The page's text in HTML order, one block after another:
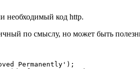
необходимый код http.
по смыслу, но может быть
Permanently');